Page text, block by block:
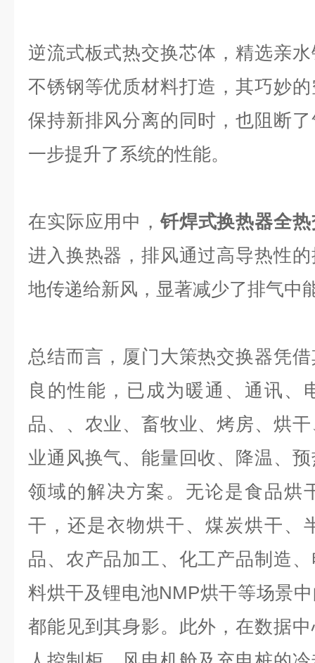
逆流式板式热交换芯体，精选亲
不锈钢等优质材料打造，其巧妙
保持新排风分离的同时，也阻断
一步提升了系统的性能。
在实际应用中，钎焊式换热器全
进入换热器，排风通过高导热性
地传递给新风，显著减少了排气中
总结而言，厦门大策热交换器凭
良的性能，已成为暖通、通讯、
品、、农业、畜牧业、烤房、烘
业通风换气、能量回收、降温、
领域的解决方案。无论是食品烘
干，还是衣物烘干、煤炭烘干、
品、农产品加工、化工产品制造
料烘干及锂电池NMP烘干等场景
都能见到其身影。此外，在数据